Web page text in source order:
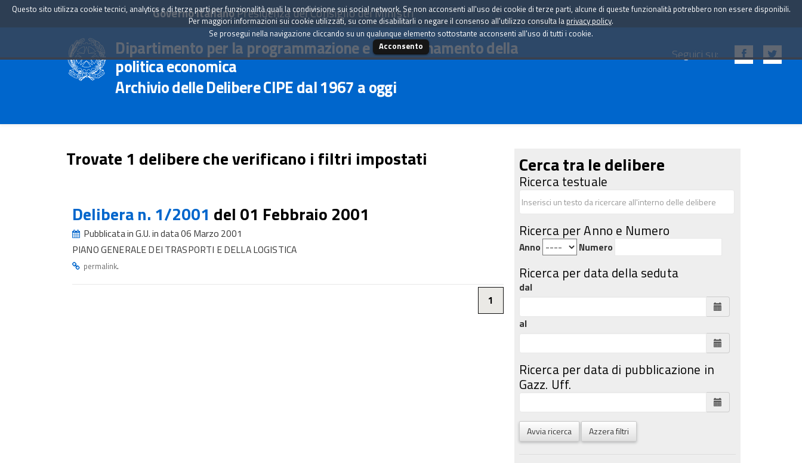
Governo ItalianoPresidenza del Consiglio dei Ministri
Dipartimento per la programmazione e il coordinamento della
politica economica
Archivio delle Delibere CIPE dal 1967 a oggi
Seguici su:
Trovate 1 delibere che verificano i filtri impostati
Delibera n. 1/2001 del 01 Febbraio 2001
Pubblicata in G.U. in data 06 Marzo 2001
PIANO GENERALE DEI TRASPORTI E DELLA LOGISTICA
permalink.
1
Cerca tra le delibere
Ricerca testuale
Ricerca per Anno e Numero
Anno Numero
Ricerca per data della seduta
dal
al
Ricerca per data di pubblicazione in
Gazz. Uff.
Avvia ricerca Azzera filtri
Questo sito utilizza cookie tecnici, analytics e di terze parti per funzionalità quali la condivisione sui social network. Se non acconsenti all'uso dei cookie di terze parti, alcune di queste funzionalità potrebbero non essere disponibili.
Per maggiori informazioni sui cookie utilizzati, su come disabilitarli o negare il consenso all'utilizzo consulta la privacy policy.
Se prosegui nella navigazione cliccando su un qualunque elemento sottostante acconsenti all'uso di tutti i cookie.
Acconsento